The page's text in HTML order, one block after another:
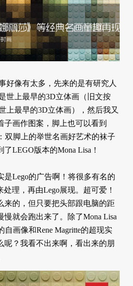
好像有太多，先来的是有研究人
世上最早的3D立体画（旧文按
上最早的3D立体画），然后我又
子画作图案，脚上也可以看到
双脚上的举世名画好艺术的袜子
LEGO版本的Mona Lisa！
是Lego的广告啊！将很多有名的
理，再由Lego展现。超可爱！
来的，但只要把头部跟电脑的距
就会跑出来了。除了Mona Lisa
自画像和Rene Magritte的超现实
呢？我看不出来啊，看出来的朋